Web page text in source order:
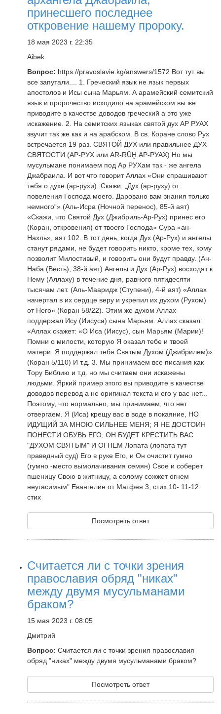
принесшего последнее
откровение нашему пророку.
18 мая 2023 г. 22:35
Aibek
Вопрос: https://pravoslavie.kg/answers/1572 Вот тут вы
все запутали.... 1. Греческий язык не язык первых
апостолов и Исы сына Марьям. А арамейский семитский
язык и пророчество исходило на арамейском вы же
приводите в качестве доводов греческий а это уже
искажение. 2. На семитских языках святой дух АР РУАХ
звучит так же как и на арабском. В св. Коране слово Рух
встречается 19 раз. СВЯТОЙ ДУХ или правильнее ДУХ
СВЯТОСТИ (АР-РУХ или AR-RŪḪ АР-РУАХ) Но мы
мусульмане понимаем под Ар РУХам так - же ангела
Джабраила. И вот что говорит Аллах «Они спрашивают
тебя о духе (ар-рухи). Скажи: „Дух (ар-руху) от
повеления Господа моего. Даровано вам знания только
немного“» (Аль-Исра (Ночной перенос), 85-й аят)
«Скажи, что Святой Дух (Джибриль-Ар-Рух) принес его
(Коран, откровения) от твоего Господа» Сура «ан-
Нахль», аят 102. В тот день, когда Дух (Ар-Рух) и ангелы
станут рядами, не будет говорить никто, кроме тех, кому
позволит Милостивый, и говорить они будут правду. (Ан-
Наба (Весть), 38-й аят) Ангелы и Дух (Ар-Рух) восходят к
Нему (Аллаху) в течение дня, равного пятидесяти
тысячам лет. (Аль-Мааридж (Ступени), 4-й аят) «Аллах
начертал в их сердце веру и укрепил их духом (Рухом)
от Него» (Коран 58/22). Этим же духом Аллах
поддержал Ису (Иисуса) сына Марьям. Аллах сказал:
«Аллах скажет: «О Иса (Иисус), сын Марьям (Марии)!
Помни о милости, которую Я оказал тебе и твоей
матери. Я поддержал тебя Святым Духом (Джибрилем)»
(Коран 5/110) И т.д. 3. Мы принимаем все писания как
Тору Библию и т.д. но мы считаем они искажены
людьми. Яркий пример этого вы приводите в качестве
доводов перевод а не оригинал текста и его у вас нет...
Поэтому, что нормально, мы принимаем, что нет
отвергаем. Я (Иса) крещу вас в воде в покаяние, НО
ИДУЩИЙ ЗА МНОЮ СИЛЬНЕЕ МЕНЯ; Я НЕ ДОСТОИН
ПОНЕСТИ ОБУВЬ ЕГО; ОН БУДЕТ КРЕСТИТЬ ВАС
"ДУХОМ СВЯТЫМ" И ОГНЕМ Лопата (лопата тут
праведный суд) Его в руке Его, и Он очистит гумно
(гумно -место вымолачивания семян) Свое и соберет
пшеницу Свою в житницу, а солому сожжет огнем
неугасимым" Евангелие от Матфея 3, стих 10- 11-12
стих
Посмотреть ответ
Считается ли с точки зрения
православия обряд "никах"
между двумя мусульманами
браком?
15 мая 2023 г. 08:05
Дмитрий
Вопрос: Считается ли с точки зрения православия
обряд "никах" между двумя мусульманами браком?
Посмотреть ответ